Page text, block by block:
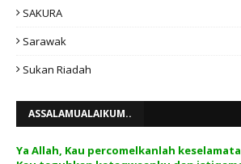
SAKURA
Sarawak
Sukan Riadah
ASSALAMUALAIKUM..
Ya Allah, Kau percomelkanlah